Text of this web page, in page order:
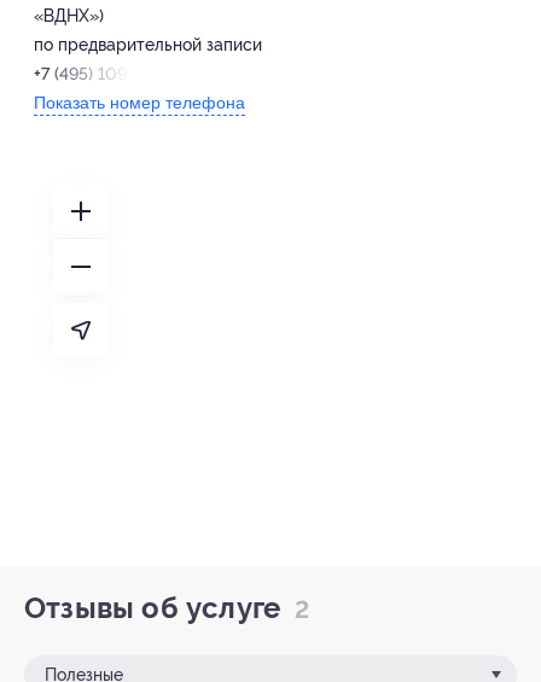
«ВДНХ»)
по предварительной записи
+7 (495) 109-20-96
Показать номер телефона
Отзывы об услуге 2
Полезные